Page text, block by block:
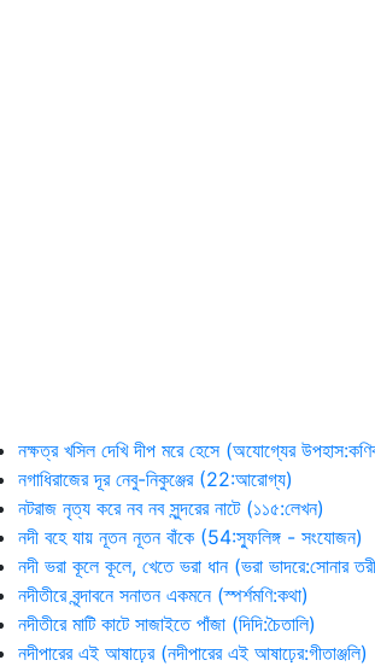
নক্ষত্র খসিল দেখি দীপ মরে হেসে (অযোগ্যের
নগাধিরাজের দূর নেবু-নিকুঞ্জের (22:আরোগ্য)
নটরাজ নৃত্য করে নব নব সুন্দরের নাটে (১১৫:লেখন)
নদী বহে যায় নূতন নূতন বাঁকে (54:স্ফুলিঙ্গ - সংযোজন)
নদী ভরা কূলে কূলে, খেতে ভরা ধান (ভরা ভাদরে:সোনার
নদীতীরে বৃন্দাবনে সনাতন একমনে (স্পর্শমণি:কথা)
নদীতীরে মাটি কাটে সাজাইতে পাঁজা (দিদি:চৈতালি)
নদীপারের এই আষাঢ়ের (নদীপারের এই আষাঢ়ের:গীতাঞ্জলি)